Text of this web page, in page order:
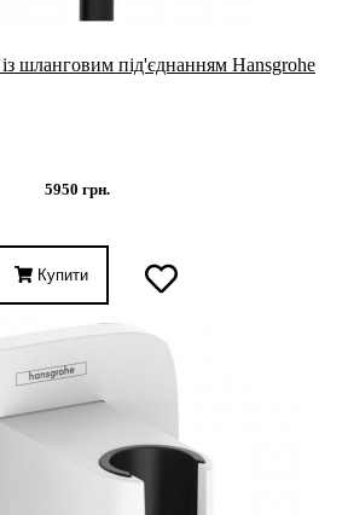
шланговим під'єднанням Hansgrohe
5950 грн.
Купити